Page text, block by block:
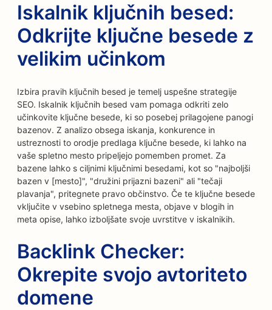
Iskalnik ključnih besed:
Odkrijte ključne besede z
velikim učinkom
Izbira pravih ključnih besed je temelj uspešne strategije
SEO. Iskalnik ključnih besed vam pomaga odkriti zelo
učinkovite ključne besede, ki so posebej prilagojene panogi
bazenov. Z analizo obsega iskanja, konkurence in
ustreznosti to orodje predlaga ključne besede, ki lahko na
vaše spletno mesto pripeljejo pomemben promet. Za
bazene lahko s ciljnimi ključnimi besedami, kot so "najboljši
bazen v [mesto]", "družini prijazni bazeni" ali "tečaji
plavanja", pritegnete pravo občinstvo. Če te ključne besede
vključite v vsebino spletnega mesta, objave v blogih in
meta opise, lahko izboljšate svoje uvrstitve v iskalnikih.
Backlink Checker:
Okrepite svojo avtoriteto
domene